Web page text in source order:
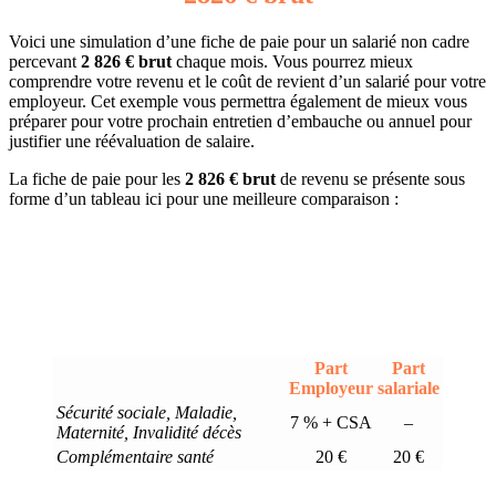
Voici une simulation d’une fiche de paie pour un salarié non cadre
percevant 2 826 € brut chaque mois. Vous pourrez mieux
comprendre votre revenu et le coût de revient d’un salarié pour votre
employeur. Cet exemple vous permettra également de mieux vous
préparer pour votre prochain entretien d’embauche ou annuel pour
justifier une réévaluation de salaire.
La fiche de paie pour les 2 826 € brut de revenu se présente sous
forme d’un tableau ici pour une meilleure comparaison :
Part
Employeur
Part
salariale
Sécurité sociale, Maladie,
Maternité, Invalidité décès
7 % + CSA
–
Complémentaire santé
20 € 20 €